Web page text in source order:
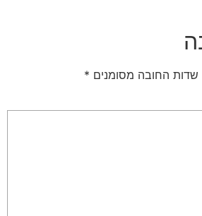
שדות החובה מסומנים *